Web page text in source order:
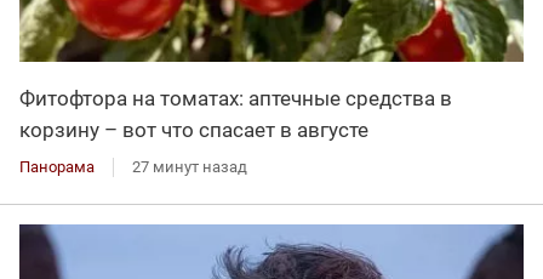
Фитофтора на томатах: аптечные средства в
корзину – вот что спасает в августе
Панорама 27 минут назад